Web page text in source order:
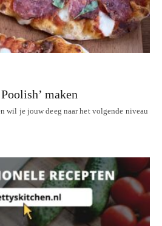
maken
wil je jouw deeg naar het volgende niveau